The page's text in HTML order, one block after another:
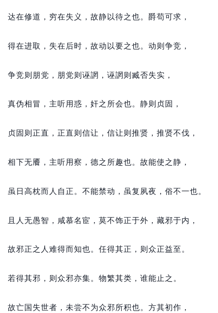
达在修道， 穷在失义， 故静以待之也。 爵苟可求，
得在进取， 失在后时， 故动以要之也。 动则争竞，
争竞则朋党， 朋党则诬誷， 诬誷则臧否失实，
真伪相冒， 主听用惑， 奸之所会也。 静则贞固，
贞固则正直， 正直则信让， 信让则推贤， 推贤不伐，
相下无餍， 主听用察， 德之所趣也。 故能使之静，
虽日高枕而人自正。 不能禁动， 虽复夙夜， 俗不一也。
且人无愚智， 咸慕名宦， 莫不饰正于外， 藏邪于内，
故邪正之人难得而知也。 任得其正， 则众正益至。
若得其邪， 则众邪亦集。 物繁其类， 谁能止之。
故亡国失世者， 未尝不为众邪所积也。 方其初作，